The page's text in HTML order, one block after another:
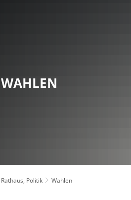
WAHLEN
Rathaus, Politik Wahlen